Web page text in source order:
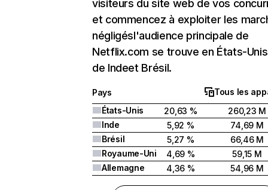
visiteurs du site web de vos
et commencez à exploiter les
négligésl'audience principale de
Netflix.com se trouve en États-
de Indeet Brésil.
Pays
Tous les
États-Unis
20,63 %
260,23 M
Inde
5,92 %
74,69 M
Brésil
5,27 %
66,46 M
Royaume-Uni
4,69 %
59,15 M
Allemagne
4,36 % 54,96 M